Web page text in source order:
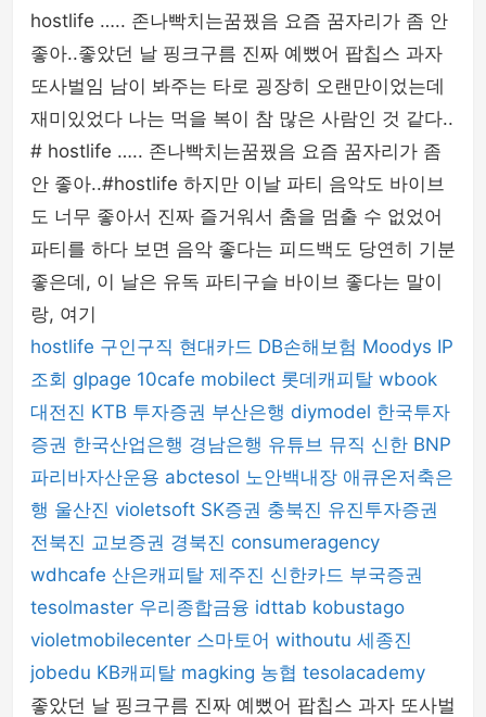
hostlife ….. 존나빡치는꿈꿨음 요즘 꿈자리가 좀 안
좋아..좋았던 날 핑크구름 진짜 예뻤어 팝칩스 과자
또사벌임 남이 봐주는 타로 굉장히 오랜만이었는데
재미있었다 나는 먹을 복이 참 많은 사람인 것 같다..
# hostlife ….. 존나빡치는꿈꿨음 요즘 꿈자리가 좀
안 좋아..#hostlife 하지만 이날 파티 음악도 바이브
도 너무 좋아서 진짜 즐거워서 춤을 멈출 수 없었어
파티를 하다 보면 음악 좋다는 피드백도 당연히 기분
좋은데, 이 날은 유독 파티구슬 바이브 좋다는 말이
랑, 여기
hostlife 구인구직 현대카드 DB손해보험 Moodys IP
조회 glpage 10cafe mobilect 롯데캐피탈 wbook
대전진 KTB 투자증권 부산은행 diymodel 한국투자
증권 한국산업은행 경남은행 유튜브 뮤직 신한 BNP
파리바자산운용 abctesol 노안백내장 애큐온저축은
행 울산진 violetsoft SK증권 충북진 유진투자증권
전북진 교보증권 경북진 consumeragency
wdhcafe 산은캐피탈 제주진 신한카드 부국증권
tesolmaster 우리종합금융 idttab kobustago
violetmobilecenter 스마토어 withoutu 세종진
jobedu KB캐피탈 magking 농협 tesolacademy
좋았던 날 핑크구름 진짜 예뻤어 팝칩스 과자 또사벌